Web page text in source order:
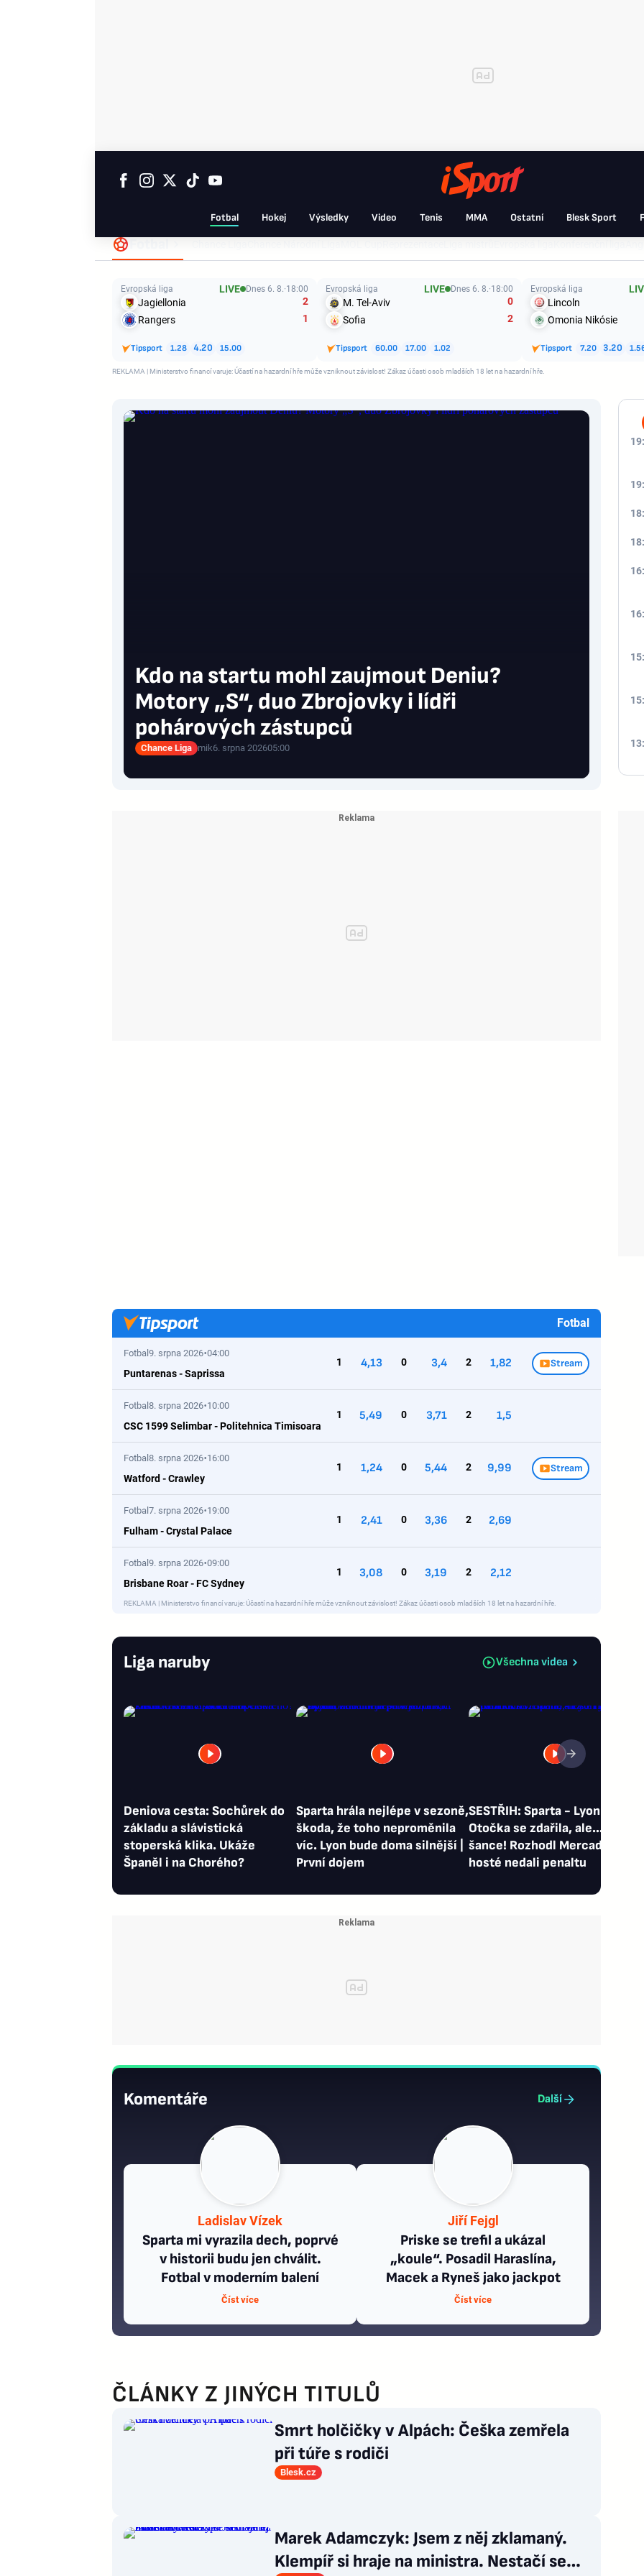
Fotbal Hokej Výsledky Video Tenis MMA Ostatní Blesk Sport
Evropská liga Dnes 6. 8. 18:00
LIVE
Jagiellonia
2
Rangers
1
Tipsport 1.28 4.20 15.00
Evropská liga Dnes 6. 8. 18:00
LIVE
M. Tel-Aviv
0
Sofia
2
Tipsport 60.00 17.00 1.02
Evropská liga
Lincoln
Omonia Nikósie
Tipsport 7.20 3.20
REKLAMA | Ministerstvo financí varuje: Účastí na hazardní hře může vzniknout závislost! Zákaz účasti osob mladších 18 let na hazardní hře.
Kdo na startu mohl zaujmout Deniu?
Motory „S“, duo Zbrojovky i lídři
pohárových zástupců
Chance Liga mik6. srpna 202605:00
Fotbal
Fotbal9. srpna 2026 04:00
Puntarenas-Saprissa
1 4,13 0 3,4 2 1,82 Stream
Fotbal8. srpna 2026 10:00
CSC 1599 Selimbar-Politehnica Timisoara
1 5,49 0 3,71 2 1,5
Fotbal8. srpna 2026 16:00
Watford-Crawley
1 1,24 0 5,44 2 9,99 Stream
Fotbal7. srpna 2026 19:00
Fulham-Crystal Palace
1 2,41 0 3,36 2 2,69
Fotbal9. srpna 2026 09:00
Brisbane Roar-FC Sydney
1 3,08 0 3,19 2 2,12
REKLAMA | Ministerstvo financí varuje: Účastí na hazardní hře může vzniknout závislost! Zákaz účasti osob mladších 18 let na hazardní hře.
Liga naruby Všechna videa
Deniova cesta: Sochůrek do
základu a slávistická
stoperská klika. Ukáže
Španěl i na Chorého?
Sparta hrála nejlépe v sezoně,
škoda, že toho neproměnila
víc. Lyon bude doma silnější |
První dojem
SESTŘIH: Sparta - Lyon 2:1.
Otočka se zdařila, ale… Ty
šance! Rozhodl Mercado,
hosté nedali penaltu
Komentáře Další
Ladislav Vízek
Sparta mi vyrazila dech, poprvé
v historii budu jen chválit.
Fotbal v moderním balení
Číst více
Jiří Fejgl
Priske se trefil a ukázal
„koule“. Posadil Haraslína,
Macek a Ryneš jako jackpot
Číst více
ČLÁNKY Z JINÝCH TITULŮ
Smrt holčičky v Alpách: Češka zemřela
při túře s rodiči
Blesk.cz
Marek Adamczyk: Jsem z něj zklamaný.
Klempíř si hraje na ministra. Nestačí se